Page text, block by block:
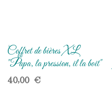
Coffret de bières XL
"Papa, la pression, il la boit"
40,00€